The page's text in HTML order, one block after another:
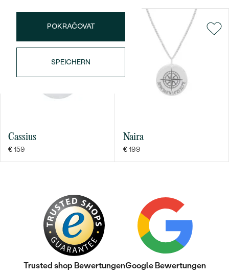
ANSEHEN
Bestseller
POKRAČOVAT
SPEICHERN
Cassius
€ 159
Naira
€ 199
Trusted shop BewertungenGoogle Bewertungen